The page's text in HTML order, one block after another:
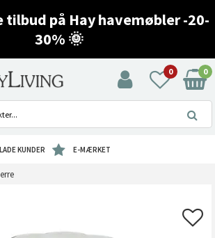
tilbud på Hay havemøbler -20-
30% 🌞
0 0
KUNDER E-MÆRKET